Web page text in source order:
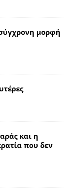
μορφή
και η
που δεν